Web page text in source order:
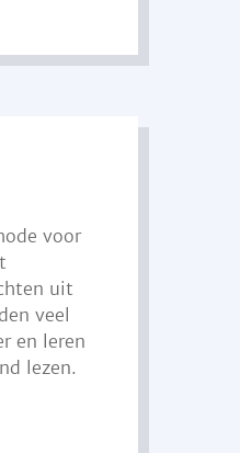
voor
uit
veel
en leren
lezen.